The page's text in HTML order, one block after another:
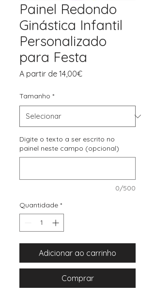
Painel Redondo
Ginástica Infantil
Personalizado
para Festa
A partir de 14,00€Preço
Tamanho *
Digite o texto a ser escrito no
painel neste campo (opcional)
0/500
Quantidade *
Adicionar ao carrinho
Comprar